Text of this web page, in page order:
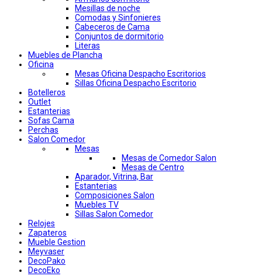
Mesillas de noche
Comodas y Sinfonieres
Cabeceros de Cama
Conjuntos de dormitorio
Literas
Muebles de Plancha
Oficina
Mesas Oficina Despacho Escritorios
Sillas Oficina Despacho Escritorio
Botelleros
Outlet
Estanterias
Sofas Cama
Perchas
Salon Comedor
Mesas
Mesas de Comedor Salon
Mesas de Centro
Aparador, Vitrina, Bar
Estanterias
Composiciones Salon
Muebles TV
Sillas Salon Comedor
Relojes
Zapateros
Mueble Gestion
Meyvaser
DecoPako
DecoEko